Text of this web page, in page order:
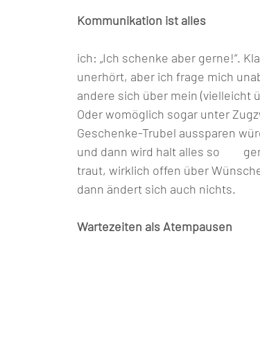
Kommunikation ist alles
ich: „Ich schenke aber gerne!“.
unerhört, aber ich frage mich
andere sich über mein (vielleicht
Oder womöglich sogar unter
Geschenke-Trubel aussparen
und dann wird halt alles so 	gemacht, wie es schon immer gemacht wurde. Weil sich keiner
traut, wirklich offen über
dann ändert sich auch nichts.
Wartezeiten als Atempausen